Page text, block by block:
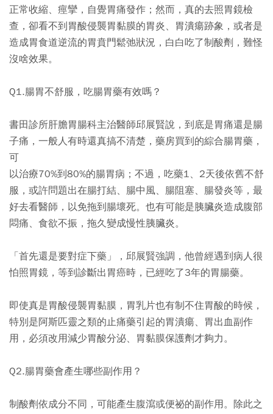
正常收縮、痙攣，自覺胃痛發作；然而，真的去照胃鏡檢
查，卻看不到胃酸侵襲胃黏膜的胃炎、胃潰瘍跡象，或者是
造成胃食道逆流的胃賁門鬆弛狀況，白白吃了制酸劑，難怪
沒啥效果。
Q1.腸胃不舒服，吃腸胃藥有效嗎？
書田診所肝膽胃腸科主治醫師邱展賢說，到底是胃痛還是腸
子痛，一般人有時還真搞不清楚，藥房買到的綜合腸胃藥，
可
以治療70%到80%的腸胃病；不過，吃藥1、2天後依舊不舒
服，或許問題出在腸打結、腸中風、腸阻塞、腸發炎等，最
好去看醫師，以免拖到腸壞死。也有可能是胰臟炎造成腹部
悶痛、食欲不振，拖久變成慢性胰臟炎。
「首先還是要對症下藥」，邱展賢強調，他曾經遇到病人很
怕照胃鏡，等到診斷出胃癌時，已經吃了3年的胃腸藥。
即使真是胃酸侵襲胃黏膜，胃乳片也有制不住胃酸的時候，
特別是阿斯匹靈之類的止痛藥引起的胃潰瘍、胃出血副作
用，必須改用減少胃酸分泌、胃黏膜保護劑才夠力。
Q2.腸胃藥會產生哪些副作用？
制酸劑依成分不同，可能產生腹瀉或便祕的副作用。除此之